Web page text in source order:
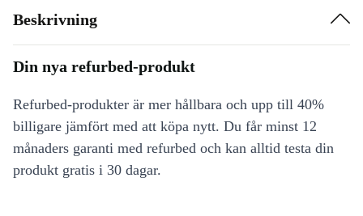
Beskrivning
Din nya refurbed-produkt
Refurbed-produkter är mer hållbara och upp till 40%
billigare jämfört med att köpa nytt. Du får minst 12
månaders garanti med refurbed och kan alltid testa din
produkt gratis i 30 dagar.